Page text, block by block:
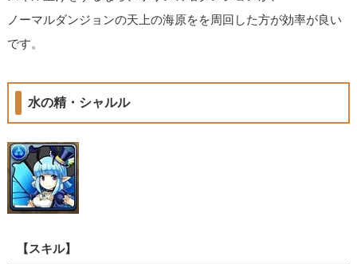
ノーマルダンジョンの天上の海原をを周回した方が効率が良い
です。
水の精・シャルル
【スキル】